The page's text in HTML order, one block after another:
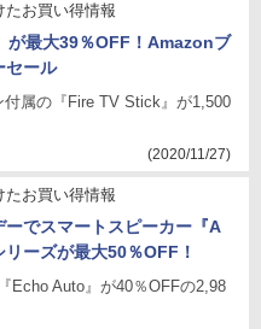
たお買い得情報
が最大39％OFF！Amazonブ
セール
属の『Fire TV Stick』が1,500
(2020/11/27)
たお買い得情報
ーでスマートスピーカー『A
ーズが最大50％OFF！
Echo Auto』が40％OFFの2,98